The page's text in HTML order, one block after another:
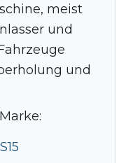
meist
und
und